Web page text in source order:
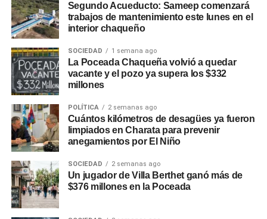
Segundo Acueducto: Sameep comenzará
trabajos de mantenimiento este lunes en el
interior chaqueño
SOCIEDAD 1 semana ago
La Poceada Chaqueña volvió a quedar
vacante y el pozo ya supera los $332
millones
POLÍTICA 2 semanas ago
Cuántos kilómetros de desagües ya fueron
limpiados en Charata para prevenir
anegamientos por El Niño
SOCIEDAD 2 semanas ago
Un jugador de Villa Berthet ganó más de
$376 millones en la Poceada